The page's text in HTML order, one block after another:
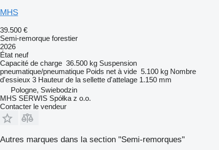
MHS
39.500 €
Semi-remorque forestier
2026
État neuf
Capacité de charge 36.500 kg Suspension
pneumatique/pneumatique Poids net à vide 5.100 kg Nombre
d'essieux 3 Hauteur de la sellette d'attelage 1.150 mm
Pologne, Swiebodzin
MHS SERWIS Spółka z o.o.
Contacter le vendeur
Autres marques dans la section "Semi-remorques"